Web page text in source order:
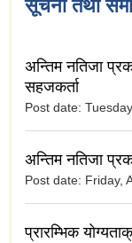
सूचना तथा
अन्तिम नतिजा
सहजकर्ता
Post date:
अन्तिम नतिजा
Post date: Friday,
प्रारम्भिक